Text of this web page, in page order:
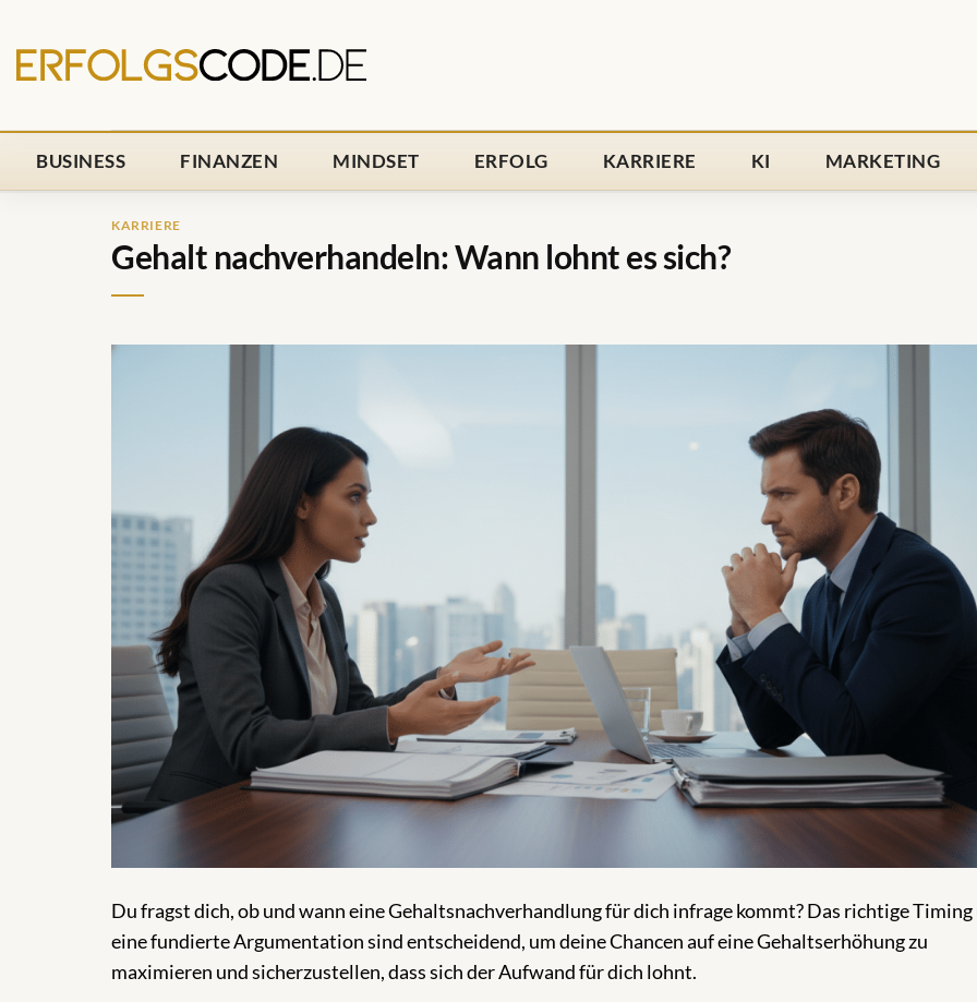
Inhalt
springen
BUSINESS FINANZEN MINDSET ERFOLG KARRIERE KI MARKETING
KARRIERE
Gehalt nachverhandeln: Wann lohnt es sich?
Du fragst dich, ob und wann eine Gehaltsnachverhandlung für dich infrage kommt? Das richtige Timing
eine fundierte Argumentation sind entscheidend, um deine Chancen auf eine Gehaltserhöhung zu
maximieren und sicherzustellen, dass sich der Aufwand für dich lohnt.